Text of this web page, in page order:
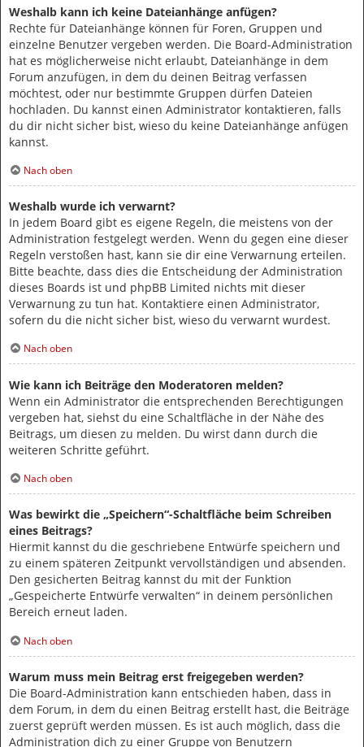
Weshalb kann ich keine Dateianhänge anfügen?
Rechte für Dateianhänge können für Foren, Gruppen und
einzelne Benutzer vergeben werden. Die Board-Administration
hat es möglicherweise nicht erlaubt, Dateianhänge in dem
Forum anzufügen, in dem du deinen Beitrag verfassen
möchtest, oder nur bestimmte Gruppen dürfen Dateien
hochladen. Du kannst einen Administrator kontaktieren, falls
du dir nicht sicher bist, wieso du keine Dateianhänge anfügen
kannst.
Nach oben
Weshalb wurde ich verwarnt?
In jedem Board gibt es eigene Regeln, die meistens von der
Administration festgelegt werden. Wenn du gegen eine dieser
Regeln verstoßen hast, kann sie dir eine Verwarnung erteilen.
Bitte beachte, dass dies die Entscheidung der Administration
dieses Boards ist und phpBB Limited nichts mit dieser
Verwarnung zu tun hat. Kontaktiere einen Administrator,
sofern du die nicht sicher bist, wieso du verwarnt wurdest.
Nach oben
Wie kann ich Beiträge den Moderatoren melden?
Wenn ein Administrator die entsprechenden Berechtigungen
vergeben hat, siehst du eine Schaltfläche in der Nähe des
Beitrags, um diesen zu melden. Du wirst dann durch die
weiteren Schritte geführt.
Nach oben
Was bewirkt die „Speichern“-Schaltfläche beim Schreiben
eines Beitrags?
Hiermit kannst du die geschriebene Entwürfe speichern und
zu einem späteren Zeitpunkt vervollständigen und absenden.
Den gesicherten Beitrag kannst du mit der Funktion
„Gespeicherte Entwürfe verwalten“ in deinem persönlichen
Bereich erneut laden.
Nach oben
Warum muss mein Beitrag erst freigegeben werden?
Die Board-Administration kann entschieden haben, dass in
dem Forum, in dem du einen Beitrag erstellt hast, die Beiträge
zuerst geprüft werden müssen. Es ist auch möglich, dass die
Administration dich zu einer Gruppe von Benutzern